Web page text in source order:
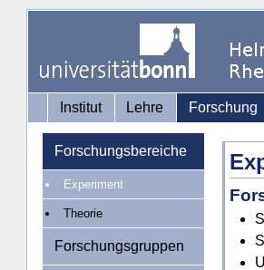
Institut Lehre Forschung
Forschungsbereiche
Experiment
Theorie
Forschungsgruppen